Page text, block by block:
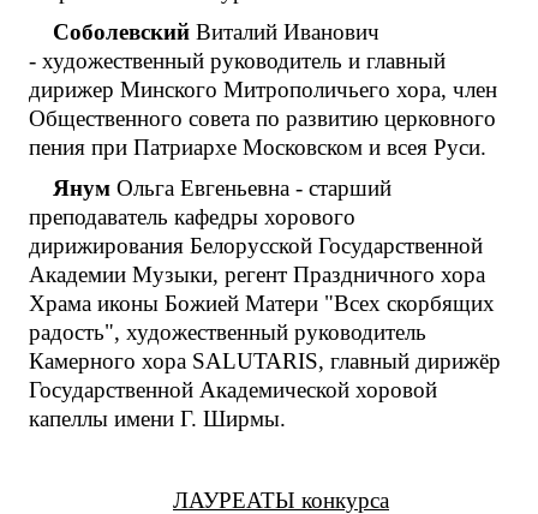
Соболевский Виталий Иванович
- художественный руководитель и главный
дирижер Минского Митрополичьего хора, член
Общественного совета по развитию церковного
пения при Патриархе Московском и всея Руси.
Янум Ольга Евгеньевна - старший
преподаватель кафедры хорового
дирижирования Белорусской Государственной
Академии Музыки, регент Праздничного хора
Храма иконы Божией Матери "Всех скорбящих
радость", художественный руководитель
Камерного хора SALUTARIS, главный дирижёр
Государственной Академической хоровой
капеллы имени Г. Ширмы.
ЛАУРЕАТЫ конкурса